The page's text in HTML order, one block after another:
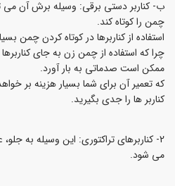
ب- کناربر دستی برقی: وسیله برش آن می
چمن را کوتاه کند.
استفاده از کناربرها در کوتاه کردن چمن
چرا که استفاده از چمن زن به جای
ممکن است صدماتی به بار آورد.
که تعمیر آن برای شما بسیار هزینه بر
کناربر ها را جدی بگیرید.
2- کناربرهای تراکتوری: این وسیله به
می شود.